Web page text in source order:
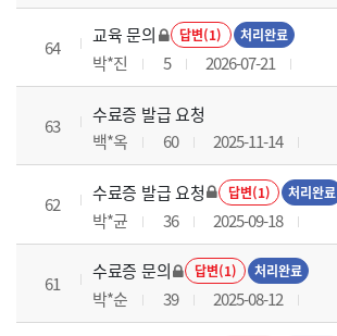
64
교육 문의 답변(1) 처리완료
박*진 5 2026-07-21
63
수료증 발급 요청
백*옥
60 2025-11-14
62
수료증 발급 요청 답변(1) 처리완료
박*균 36 2025-09-18
61
수료증 문의 답변(1) 처리완료
박*순 39 2025-08-12